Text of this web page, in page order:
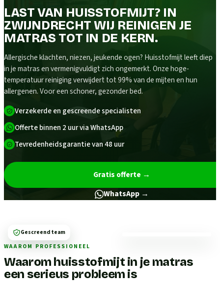
LAST VAN HUISSTOFMIJT? IN
ZWIJNDRECHT WIJ REINIGEN JE
MATRAS TOT IN DE KERN.
Allergische klachten, niezen, jeukende ogen? Huisstofmijt leeft diep
in je matras en vermenigvuldigt zich ongemerkt. Onze hoge-
temperatuur reiniging verwijdert tot 99% van de mijten en hun
allergenen. Voor een schoner, gezonder bed.
Verzekerde en gescreende specialisten
Offerte binnen 2 uur via WhatsApp
Tevredenheidsgarantie van 48 uur
Gratis offerte →
WhatsApp →
WAAROM PROFESSIONEEL
Waarom huisstofmijt in je matras
een serieus probleem is
Gescreend team